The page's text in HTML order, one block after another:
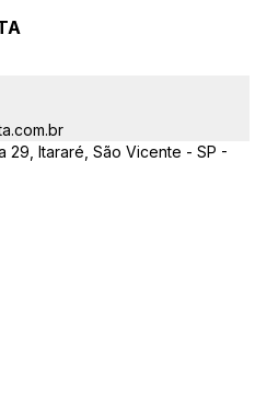
prontos para responder-lhe
apartamentos, terrenos,
imobiliários.
29, Itararé, São Vicente - SP -